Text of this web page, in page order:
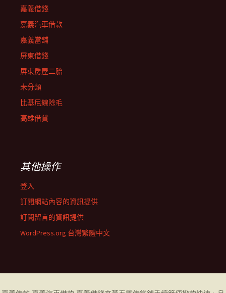
嘉義借錢
嘉義汽車借款
嘉義當舖
屏東借錢
屏東房屋二胎
未分類
比基尼線除毛
高雄借貸
其他操作
登入
訂閱網站內容的資訊提供
訂閱留言的資訊提供
WordPress.org 台灣繁體中文